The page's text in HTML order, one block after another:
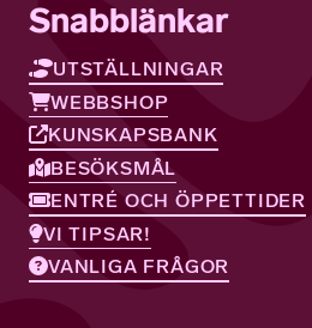
Snabblänkar
UTSTÄLLNINGAR
WEBBSHOP
KUNSKAPSBANK
BESÖKSMÅL
ENTRÉ OCH ÖPPETTIDER
VI TIPSAR!
VANLIGA FRÅGOR